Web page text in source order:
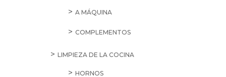
A MÁQUINA
COMPLEMENTOS
LIMPIEZA DE LA COCINA
HORNOS